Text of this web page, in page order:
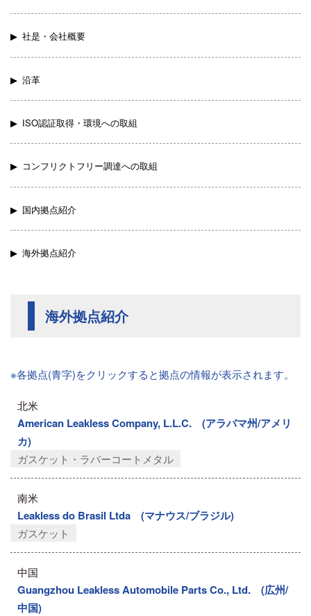
社是・会社概要
沿革
ISO認証取得・環境への取組
コンフリクトフリー調達への取組
国内拠点紹介
海外拠点紹介
海外拠点紹介
※各拠点(青字)をクリックすると拠点の情報が表示されます。
北米
American Leakless Company, L.L.C. (アラバマ州/アメリ
カ)
ガスケット・ラバーコートメタル
南米
Leakless do Brasil Ltda (マナウス/ブラジル)
ガスケット
中国
Guangzhou Leakless Automobile Parts Co., Ltd. (広州/
中国)